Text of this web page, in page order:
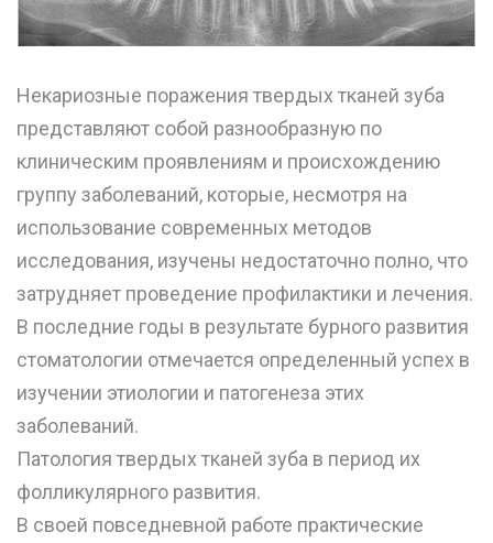
Некариозные поражения твердых тканей зуба
представляют собой разнообразную по
клиническим проявлениям и происхождению
группу заболеваний, которые, несмотря на
использование современных методов
исследования, изучены недостаточно полно, что
затрудняет проведение профилактики и лечения.
В последние годы в результате бурного развития
стоматологии отмечается определенный успех в
изучении этиологии и патогенеза этих
заболеваний.
Патология твердых тканей зуба в период их
фолликулярного развития.
В своей повседневной работе практические